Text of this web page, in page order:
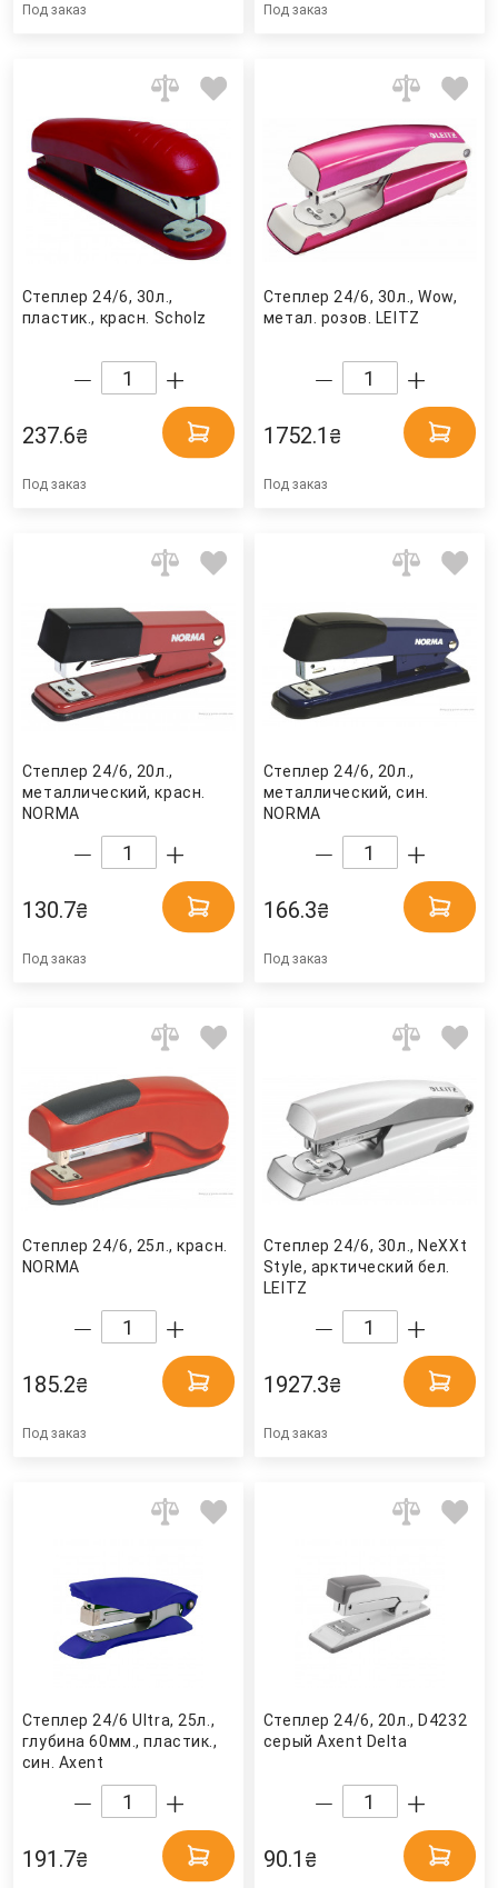
Под заказ Под заказ
Степлер 24/6, 30л.,
пластик., красн. Scholz
237.6₴
Под заказ
Степлер 24/6, 30л., Wow,
метал. розов. LEITZ
1752.1 ₴
Под заказ
Степлер 24/6, 20л.,
металлический, красн.
NORMA
130.7₴
Под заказ
Степлер 24/6, 20л.,
металлический, син.
NORMA
166.3₴
Под заказ
Степлер 24/6, 25л., красн.
NORMA
185.2₴
Под заказ
Степлер 24/6, 30л., NeXXt
Style, арктический бел.
LEITZ
1927.3₴
Под заказ
Степлер 24/6 Ultra, 25л.,
глубина 60мм., пластик.,
син. Axent
191.7₴
Степлер 24/6, 20л., D4232
серый Axent Delta
90.1 ₴